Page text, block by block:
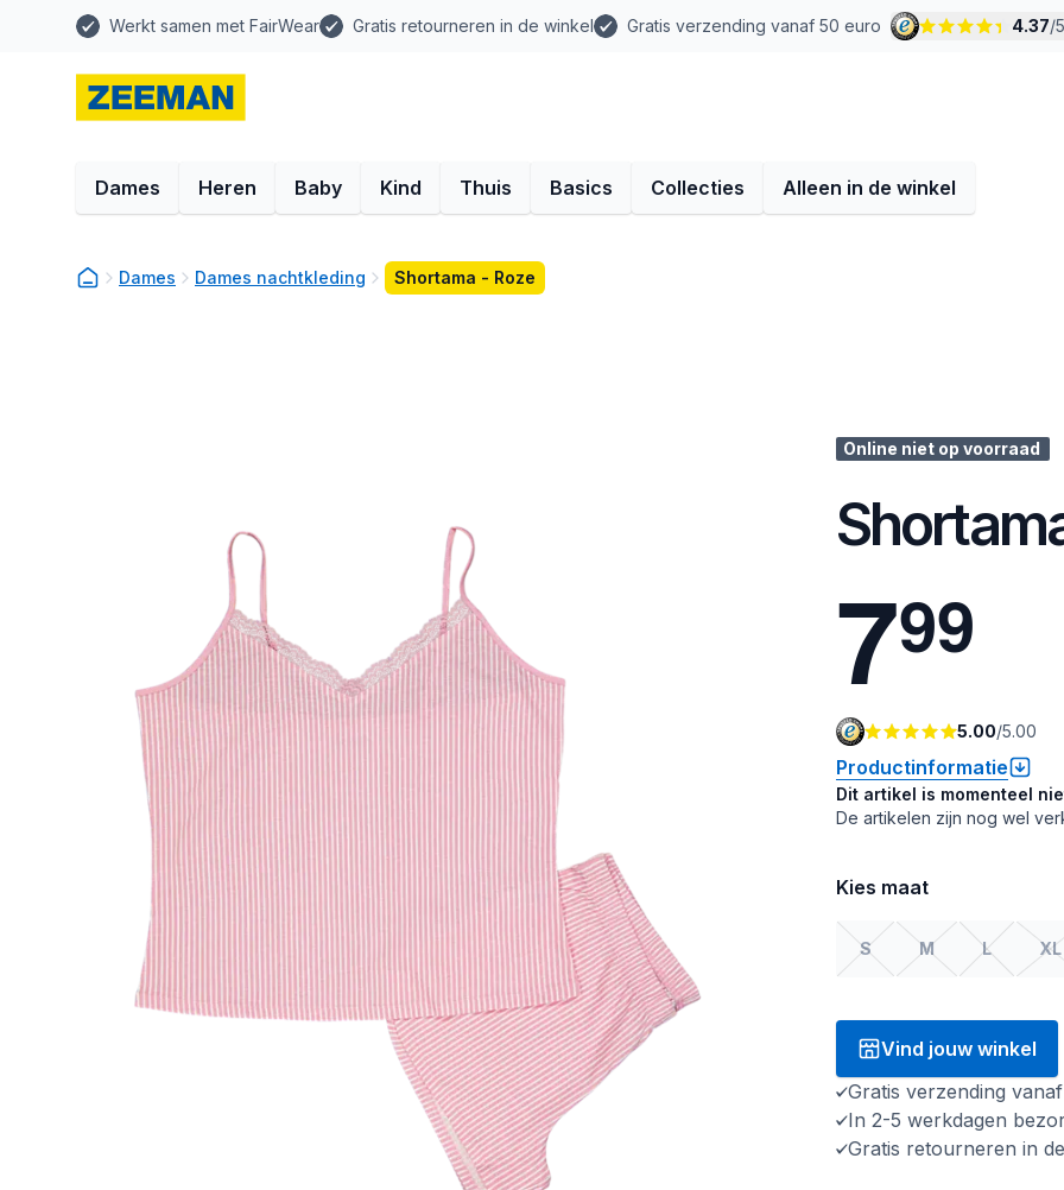
Werkt samen met FairWear Gratis retourneren in de winkel Gratis verzending vanaf 50 euro 4.37/
Dames Heren Baby Kind Thuis Basics Collecties Alleen in de winkel
Dames Dames nachtkleding Shortama - Roze
Online niet op voorraad
799
5.00/5.00
Productinformatie
Dit artikel is momenteel
De artikelen zijn nog wel
Kies maat
S M L XL
Vind jouw winkel
Gratis verzending
In 2-5 werkdagen
Gratis retourneren in